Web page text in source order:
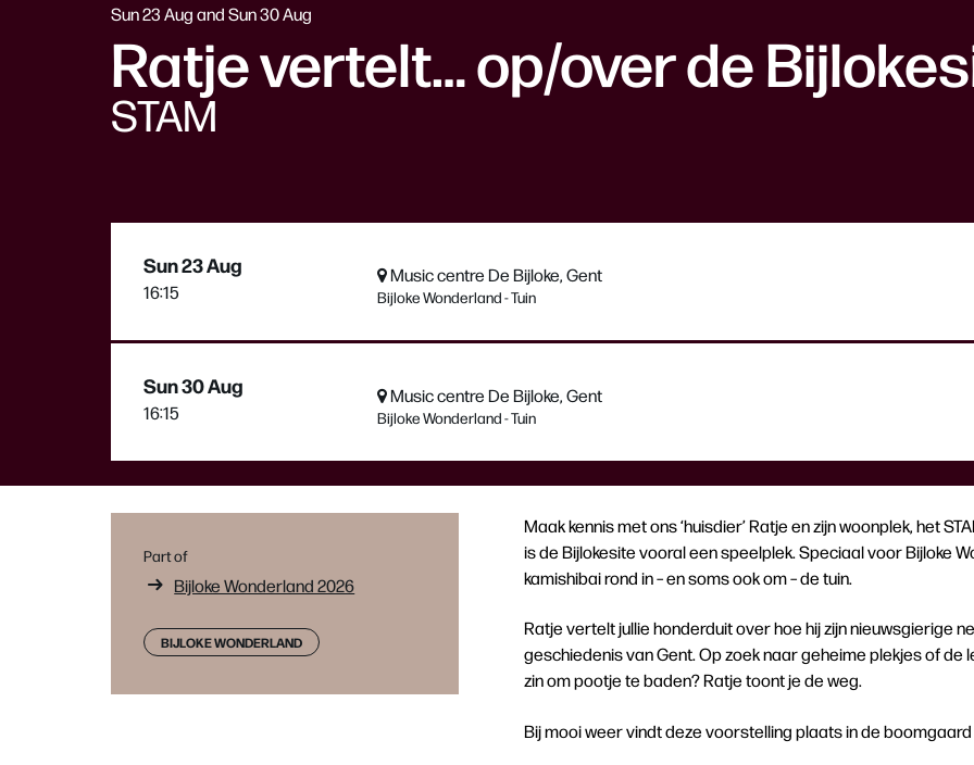
Ratje vertelt… op/over de
STAM
Sun 23 AugandSun 30 Aug
Sun 23 Aug
16:15
Music centre De Bijloke, Gent
Bijloke Wonderland - Tuin
Sun 30 Aug
16:15
Music centre De Bijloke, Gent
Bijloke Wonderland - Tuin
Maak kennis met ons ‘huisdier’ Ratje en zijn woonplek, het
is de Bijlokesite vooral een speelplek. Speciaal voor Bijloke
kamishibai rond in – en soms ook om – de tuin.
Ratje vertelt jullie honderduit over hoe hij zijn nieuwsgierige
geschiedenis van Gent. Op zoek naar geheime plekjes of
zin om pootje te baden? Ratje toont je de weg.
Bij mooi weer vindt deze voorstelling plaats in de
Part of
Bijloke Wonderland 2026
BIJLOKE WONDERLAND